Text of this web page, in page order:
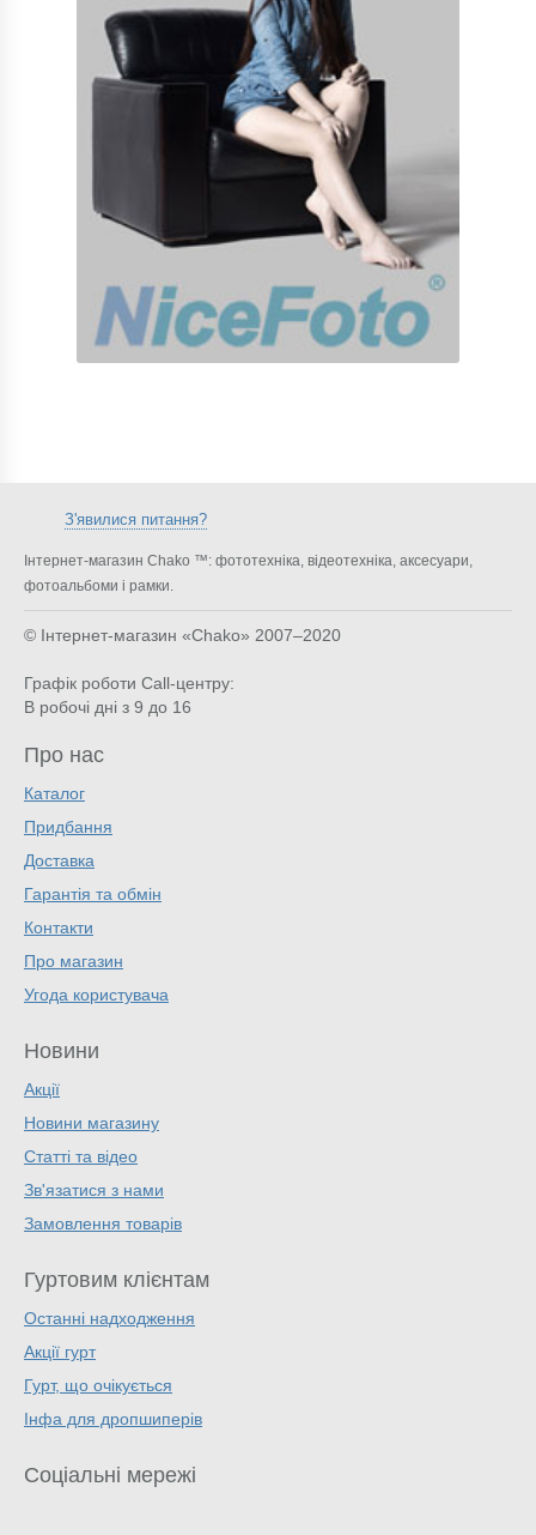
З'явилися питання?
Інтернет-магазин Chako ™: фототехніка, відеотехніка, аксесуари,
фотоальбоми і рамки.
© Інтернет-магазин «Chako» 2007–2020
Графік роботи Call-центру:
В робочі дні з 9 до 16
Про нас
Каталог
Придбання
Доставка
Гарантія та обмін
Контакти
Про магазин
Угода користувача
Новини
Акції
Новини магазину
Статті та відео
Зв'язатися з нами
Замовлення товарів
Гуртовим клієнтам
Останні надходження
Акції гурт
Гурт, що очікується
Інфа для дропшиперів
Соціальні мережі